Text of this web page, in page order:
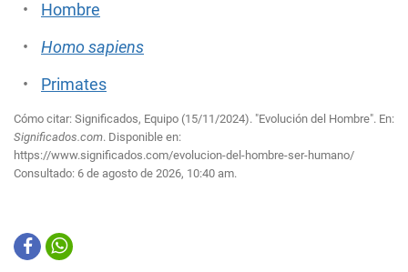
Hombre
Homo sapiens
Primates
Cómo citar: Significados, Equipo (15/11/2024). "Evolución del Hombre". En:
Significados.com. Disponible en:
https://www.significados.com/evolucion-del-hombre-ser-humano/
Consultado: 6 de agosto de 2026, 10:40 am.